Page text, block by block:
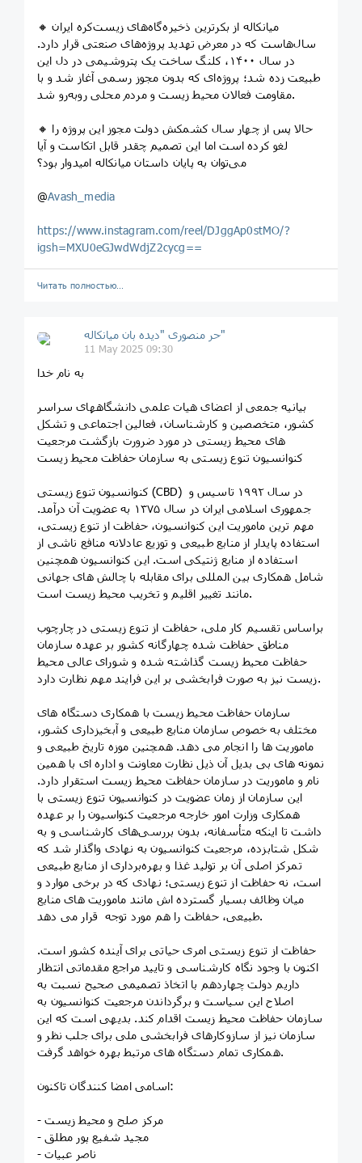
🔸 میانکاله از بکرترین ذخیره‌گاه‌های زیست‌کره ایران
سال‌هاست که در معرض تهدید پروژه‌های صنعتی قرار دارد.
در سال ۱۴۰۰، کلنگ ساخت یک پتروشیمی در دل این
طبیعت زده شد؛ پروژه‌ای که بدون مجوز رسمی آغاز شد و با
مقاومت فعالان محیط زیست و مردم محلی روبه‌رو شد.
🔸 حالا پس از چهار سال کشمکش دولت مجوز این پروژه را
لغو کرده است اما این تصمیم چقدر قابل اتکاست و آیا
می‌توان به پایان داستان میانکاله امیدوار بود؟
@Avash_media
https://www.instagram.com/reel/DJggAp0stMO/?
igsh=MXU0eGJwdWdjZ2cycg==
Читать полностью…
حر منصوری "دیده بان میانکاله"
11 May 2025 09:30
به نام خدا
بیانیه جمعی از اعضای هیات علمی دانشگاههای سراسر
کشور، متخصصین و کارشناسان، فعالین اجتماعی و‌ تشکل
های محیط زیستی در مورد ضرورت بازگشت مرجعیت
کنوانسیون تنوع زیستی به سازمان حفاظت محیط زیست
کنوانسیون تنوع زیستی (CBD) در سال ۱۹۹۲ تاسیس و
جمهوری اسلامی ایران در سال ۱۳۷۵ به عضویت آن درآمد.
مهم ترین ماموریت این کنوانسیون، حفاظت از تنوع زیستی،
استفاده پایدار از منابع طبیعی و توزیع عادلانه منافع ناشی از
استفاده از منابع ژنتیکی است. این کنوانسیون همچنین
شامل همکاری بین المللی برای مقابله با چالش های جهانی
مانند تغییر اقلیم و تخریب محیط زیست است.
براساس تقسیم کار ملی، حفاظت از تنوع زیستی در چارچوب
مناطق حفاظت شده چهارگانه کشور بر عهده سازمان
حفاظت محیط زیست گذاشته شده و شورای عالی محیط
زیست نیز به صورت فرابخشی بر این فرایند مهم نظارت دارد.
سازمان حفاظت محیط زیست با همکاری دستگاه های
مختلف به خصوص سازمان منابع طبیعی و آبخیزداری کشور،
ماموریت ها را انجام می دهد. همچنین موزه تاریخ طبیعی و
نمونه های بی بدیل آن ذیل نظارت معاونت و اداره ای با همین
نام و ماموریت در سازمان حفاظت محیط‌ زیست استقرار دارد.
این سازمان از زمان عضویت در کنوانسیون تنوع زیستی با
همکاری وزارت امور خارجه مرجعیت کنواسیون را بر عهده
داشت تا اینکه متأسفانه، بدون بررسی‌های کارشناسی و به
شکل شتابزده، مرجعیت کنوانسیون به نهادی واگذار شد که
تمرکز اصلی آن بر تولید غذا و بهره‌برداری از منابع طبیعی
است، نه حفاظت از تنوع زیستی؛ نهادی که در برخی موارد و
میان وظائف بسیار گسترده اش مانند ماموریت های منابع
طبیعی، حفاظت را هم‌ مورد توجه قرار می دهد.
حفاظت از تنوع زیستی امری حیاتی برای آینده کشور است.
اکنون با وجود نگاه کارشناسی و تایید مراجع مقدماتی انتظار
داریم دولت چهاردهم‌ با اتخاذ تصمیمی صحیح نسبت به
اصلاح این سیاست و برگرداندن مرجعیت کنوانسیون به
سازمان حفاظت محیط زیست اقدام کند. بدیهی است که این
سازمان نیز از سازوکارهای فرابخشی ملی برای جلب نظر و
همکاری تمام دستگاه های مرتبط بهره خواهد گرفت.
اسامی امضا کنندگان تاکنون:
- مرکز صلح و محیط زیست
- مجید شفیع پور مطلق
- ناصر عبیات